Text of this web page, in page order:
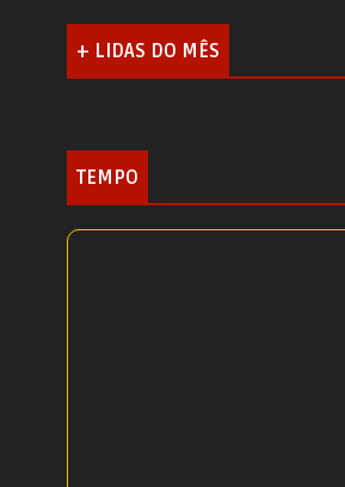
+ LIDAS DO MÊS
TEMPO